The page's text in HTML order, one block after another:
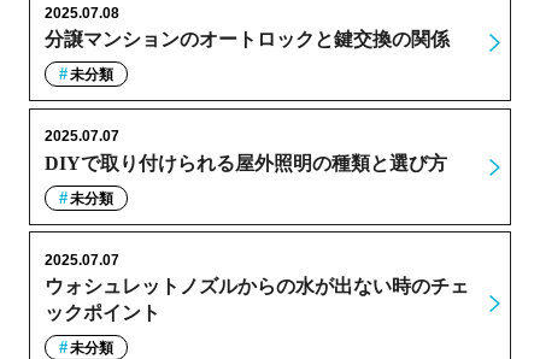
分譲マンションのオートロックと鍵交換の関係
2025.07.08
未分類
DIYで取り付けられる屋外照明の種類と選び方
2025.07.07
未分類
ウォシュレットノズルからの水が出ない時のチェ
ックポイント
2025.07.07
未分類